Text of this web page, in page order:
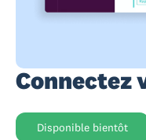
Connectez
Disponible bientôt